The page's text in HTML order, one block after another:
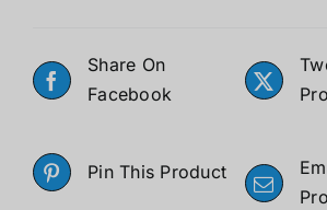
Share On
Facebook
Pin This Product